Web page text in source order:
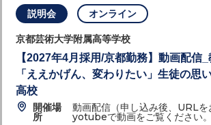
説明会 オンライン
京都芸術大学附属高等学校
【2027年4月採用/京都勤務】動画配信
「ええかげん、変わりたい」生徒の思
高校
開催場
所
動画配信（申し込み後、URL
yotubeで動画をご覧ください。